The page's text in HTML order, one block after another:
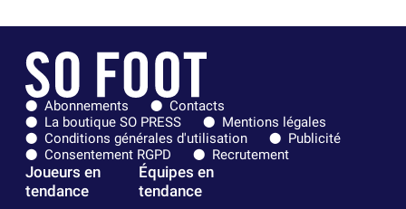
Abonnements
Contacts
La boutique SO PRESS
Mentions légales
Conditions générales d'utilisation
Publicité
Consentement RGPD
Recrutement
Joueurs en
tendance
Équipes en
tendance